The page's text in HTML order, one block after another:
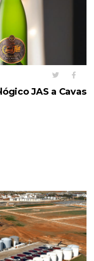
JAS a Cavas